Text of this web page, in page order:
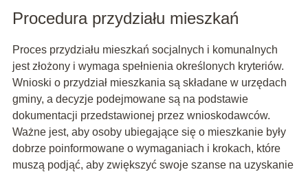
Procedura przydziału mieszkań
Proces przydziału mieszkań socjalnych i komunalnych
jest złożony i wymaga spełnienia określonych kryteriów.
Wnioski o przydział mieszkania są składane w urzędach
gminy, a decyzje podejmowane są na podstawie
dokumentacji przedstawionej przez wnioskodawców.
Ważne jest, aby osoby ubiegające się o mieszkanie były
dobrze poinformowane o wymaganiach i krokach, które
muszą podjąć, aby zwiększyć swoje szanse na uzyskanie